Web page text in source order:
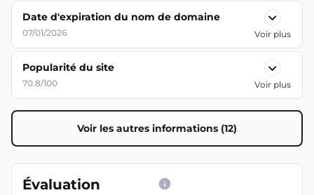
Date d'expiration du nom de domaine
07/01/2026 Voir plus
Popularité du site
70.8/100 Voir plus
Voir les autres informations (12)
Évaluation